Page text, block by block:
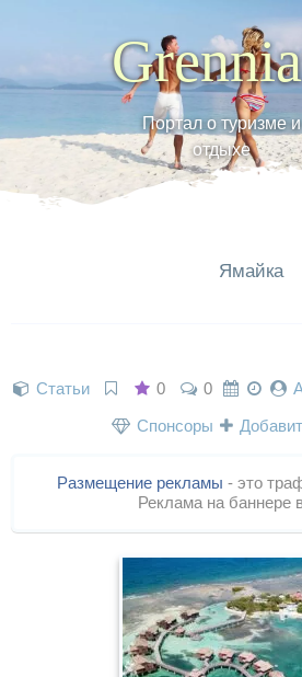
Портал о туризме и
отдыхе
Ямайка
Статьи 0 0
Спонсоры
Размещение рекламы - это
Реклама на баннере